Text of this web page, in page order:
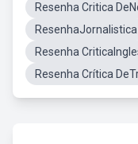
Resenha Critica
ResenhaJornalistica
Resenha
Resenha Crítica